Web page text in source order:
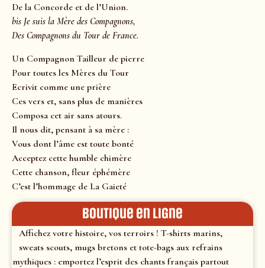
De la Concorde et de l’Union.
bis Je suis la Mère des Compagnons,
Des Compagnons du Tour de France.
Un Compagnon Tailleur de pierre
Pour toutes les Mères du Tour
Ecrivit comme une prière
Ces vers et, sans plus de manières
Composa cet air sans atours.
Il nous dit, pensant à sa mère :
Vous dont l’âme est toute bonté
Acceptez cette humble chimère
Cette chanson, fleur éphémère
C’est l’hommage de La Gaieté
Boutique en ligne
Affichez votre histoire, vos terroirs ! T-shirts marins,
sweats scouts, mugs bretons et tote-bags aux refrains
mythiques : emportez l’esprit des chants français partout